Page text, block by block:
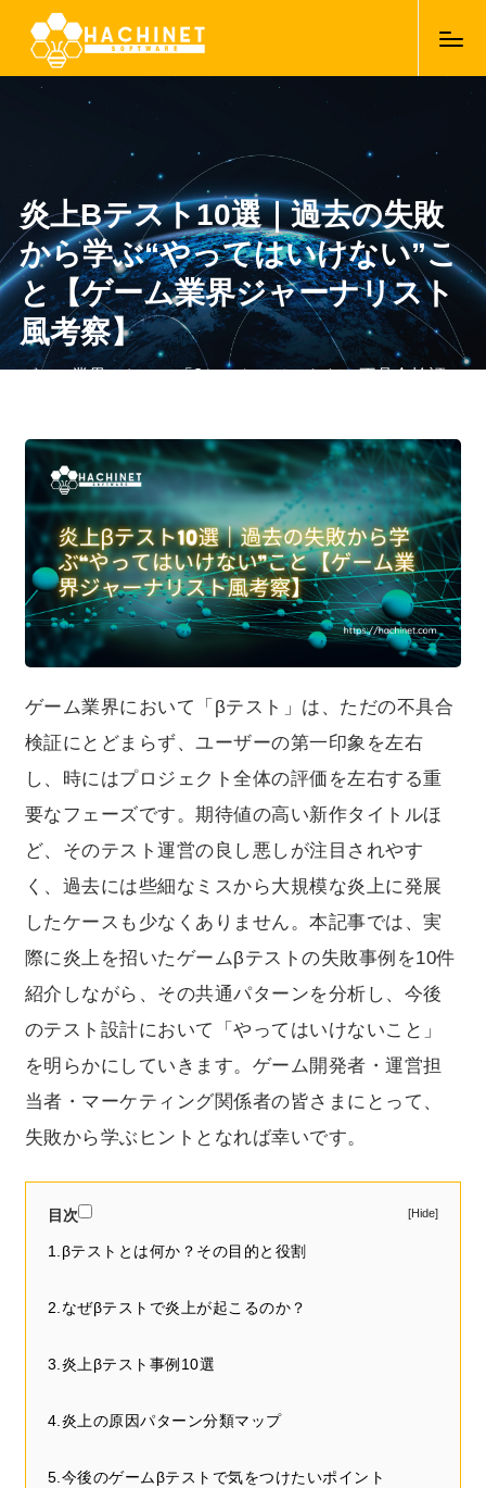
炎上Βテスト10選｜過去の失敗
から学ぶ“やってはいけない”こ
と【ゲーム業界ジャーナリスト
風考察】
ゲーム業界において「βテスト」は、ただの不具合検証に
待値の高い新作タイトルほど、そのテスト運営の良し悪
しが注目されやすく、過去には些細なミスから大規模な
炎上に発展したケースも少なくありません。本記事で
は、実際に炎上を招いたゲームβテストの失敗事例を10件
紹介しながら、その共通パターンを分析し、今後のテス
ト設計において「やってはいけないこと」を明らかにし
ていきます。ゲーム開発者・運営担当者・マーケティン
グ関係者の皆さまにとって、失敗から学ぶヒントとなれ
ば幸いです。
24/09/2025
ゲーム業界において「βテスト」は、ただの不具合
検証にとどまらず、ユーザーの第一印象を左右
し、時にはプロジェクト全体の評価を左右する重
要なフェーズです。期待値の高い新作タイトルほ
ど、そのテスト運営の良し悪しが注目されやす
く、過去には些細なミスから大規模な炎上に発展
したケースも少なくありません。本記事では、実
際に炎上を招いたゲームβテストの失敗事例を10件
紹介しながら、その共通パターンを分析し、今後
のテスト設計において「やってはいけないこと」
を明らかにしていきます。ゲーム開発者・運営担
当者・マーケティング関係者の皆さまにとって、
失敗から学ぶヒントとなれば幸いです。
目次
1.βテストとは何か？その目的と役割
2.なぜβテストで炎上が起こるのか？
3.炎上βテスト事例10選
4.炎上の原因パターン分類マップ
5.今後のゲームβテストで気をつけたいポイント